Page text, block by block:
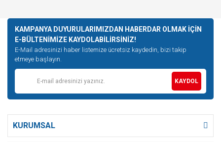
KAMPANYA DUYURULARIMIZDAN HABERDAR OLMAK İÇİN
E-BÜLTENİMİZE KAYDOLABİLİRSİNİZ!
E-Mail adresinizi haber listemize ücretsiz kaydedin, bizi takip
etmeye başlayın.
KAYDOL
KURUMSAL